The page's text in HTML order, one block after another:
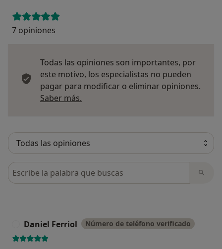
7 opiniones
Todas las opiniones son importantes, por
este motivo, los especialistas no pueden
pagar para modificar o eliminar opiniones.
Saber más.
Busca en opiniones
Daniel Ferriol Número de teléfono verificado